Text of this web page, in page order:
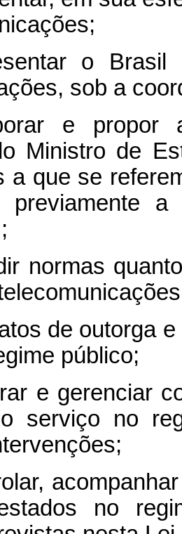
o Brasil
sob a
e propor
Ministro de
a que se
previamente
normas
de outorga
público;
e gerenciar
serviço no
no